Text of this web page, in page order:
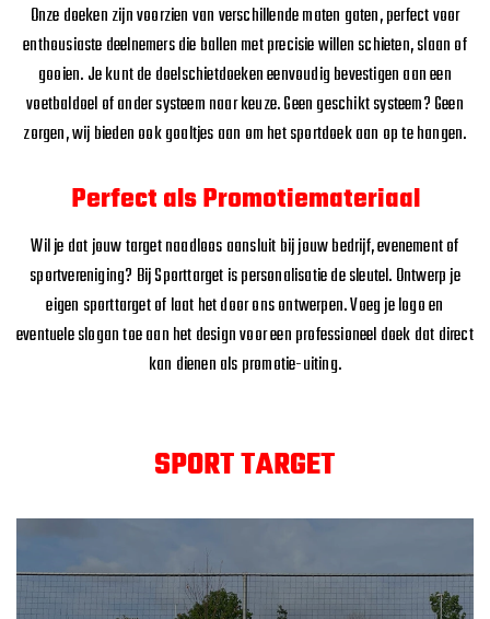
Onze doeken zijn voorzien van verschillende maten gaten, perfect voor
enthousiaste deelnemers die ballen met precisie willen schieten, slaan of
gooien. Je kunt de doelschietdoeken eenvoudig bevestigen aan een
voetbaldoel of ander systeem naar keuze. Geen geschikt systeem? Geen
zorgen, wij bieden ook goaltjes aan om het sportdoek aan op te hangen.
Perfect als Promotiemateriaal
Wil je dat jouw target naadloos aansluit bij jouw bedrijf, evenement of
sportvereniging? Bij Sporttarget is personalisatie de sleutel. Ontwerp je
eigen sporttarget of laat het door ons ontwerpen. Voeg je logo en
eventuele slogan toe aan het design voor een professioneel doek dat direct
kan dienen als promotie-uiting.
SPORT TARGET